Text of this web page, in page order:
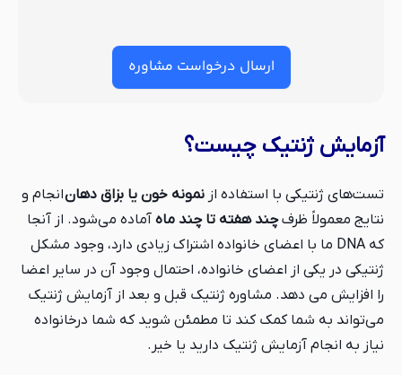
ارسال درخواست مشاوره
آزمایش ژنتیک چیست؟
تست‌های ژنتیکی با استفاده از نمونه خون یا بزاق دهانانجام و
نتایج معمولاً ظرفچند هفته تا چند ماه آماده می‌شود. از آنجا
که DNA ما با اعضای خانواده اشتراک زیادی دارد، وجود مشکل
ژنتیکی در یکی از اعضای خانواده، احتمال وجود آن در سایر اعضا
را افزایش می دهد. مشاوره ژنتیک قبل و بعد از آزمایش ژنتیک
می‌تواند به شما کمک کند تا مطمئن شوید که شما درخانواده
نیاز به انجام آزمایش ژنتیک دارید یا خیر.